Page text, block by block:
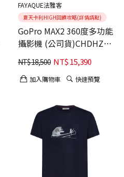
FAYAQUE法雅客
夏天卡利HIGH回饋攻略(詳情請點)
GoPro MAX2 360度多功能
攝影機 (公司貨)CHDHZ-
311-RW
NT$18,500 NT$15,390
加入購物車 快速預覽